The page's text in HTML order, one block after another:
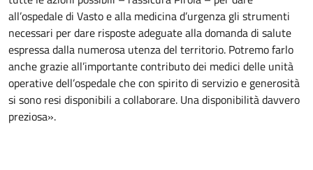
all’ospedale di Vasto e alla medicina d’urgenza gli strumenti
necessari per dare risposte adeguate alla domanda di salute
espressa dalla numerosa utenza del territorio. Potremo farlo
anche grazie all’importante contributo dei medici delle unità
operative dell’ospedale che con spirito di servizio e generosità
si sono resi disponibili a collaborare. Una disponibilità davvero
preziosa».